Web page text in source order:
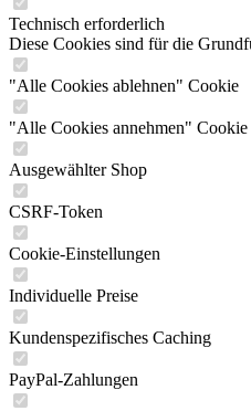
Technisch erforderlich
Diese Cookies sind für die
"Alle Cookies ablehnen" Cookie
"Alle Cookies annehmen" Cookie
Ausgewählter Shop
CSRF-Token
Cookie-Einstellungen
Individuelle Preise
Kundenspezifisches Caching
PayPal-Zahlungen